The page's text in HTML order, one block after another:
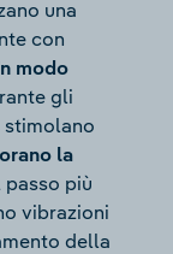
una
con
modo
gli
stimolano
la
più
vibrazioni
della